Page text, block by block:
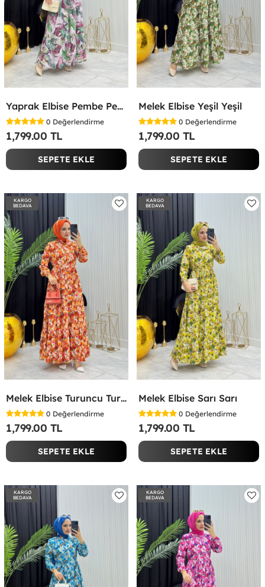
Yaprak Elbise Pembe Pembe
0 Değerlendirme
1,799.00 TL
SEPETE EKLE
Melek Elbise Yeşil Yeşil
0 Değerlendirme
1,799.00 TL
SEPETE EKLE
KARGO
BEDAVA
Melek Elbise Turuncu Turuncu
0 Değerlendirme
1,799.00 TL
SEPETE EKLE
KARGO
BEDAVA
Melek Elbise Sarı Sarı
0 Değerlendirme
1,799.00 TL
SEPETE EKLE
KARGO
BEDAVA
KARGO
BEDAVA